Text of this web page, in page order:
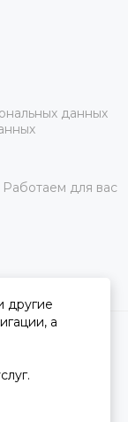
данных
для вас
другие
а